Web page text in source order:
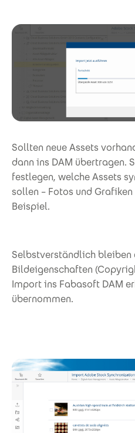
Sollten neue Assets
dann ins DAM übertragen.
festlegen, welche Assets
sollen – Fotos und
Beispiel.
Selbstverständlich bleiben
Bildeigenschaften
Import ins Fabasoft DAM
übernommen.